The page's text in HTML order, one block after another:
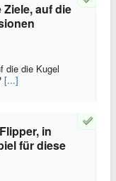
auf die
die die Kugel
[...]
in
für diese